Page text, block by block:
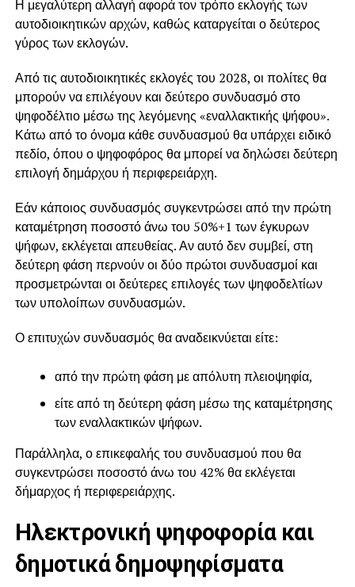
Η μεγαλύτερη αλλαγή αφορά τον τρόπο εκλογής των
αυτοδιοικητικών αρχών, καθώς καταργείται ο δεύτερος
γύρος των εκλογών.
Από τις αυτοδιοικητικές εκλογές του 2028, οι πολίτες θα
μπορούν να επιλέγουν και δεύτερο συνδυασμό στο
ψηφοδέλτιο μέσω της λεγόμενης «εναλλακτικής ψήφου».
Κάτω από το όνομα κάθε συνδυασμού θα υπάρχει ειδικό
πεδίο, όπου ο ψηφοφόρος θα μπορεί να δηλώσει δεύτερη
επιλογή δημάρχου ή περιφερειάρχη.
Εάν κάποιος συνδυασμός συγκεντρώσει από την πρώτη
καταμέτρηση ποσοστό άνω του 50%+1 των έγκυρων
ψήφων, εκλέγεται απευθείας. Αν αυτό δεν συμβεί, στη
δεύτερη φάση περνούν οι δύο πρώτοι συνδυασμοί και
προσμετρώνται οι δεύτερες επιλογές των ψηφοδελτίων
των υπολοίπων συνδυασμών.
Ο επιτυχών συνδυασμός θα αναδεικνύεται είτε:
από την πρώτη φάση με απόλυτη πλειοψηφία,
είτε από τη δεύτερη φάση μέσω της καταμέτρησης
των εναλλακτικών ψήφων.
Παράλληλα, ο επικεφαλής του συνδυασμού που θα
συγκεντρώσει ποσοστό άνω του 42% θα εκλέγεται
δήμαρχος ή περιφερειάρχης.
Ηλεκτρονική ψηφοφορία και
δημοτικά δημοψηφίσματα